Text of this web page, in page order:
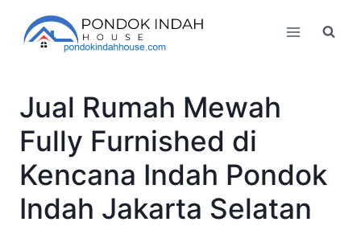
content
Jual Rumah Mewah
Fully Furnished di
Kencana Indah Pondok
Indah Jakarta Selatan